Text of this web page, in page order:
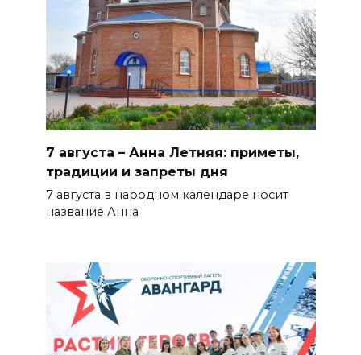
06 августа 2026 20:56
Перспективы недвижимости
06 августа 2026 20:11
Ростова произошло
аварийное отключение света
БОЛЬШЕ НОВОСТЕЙ
7 августа – Анна Летняя: приметы,
традиции и запреты дня
7 августа в народном календаре носит
название Анна